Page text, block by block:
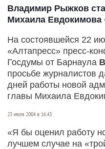
Владимир Рыжков
Михаила Евдокимова
На состоявшейся 22
«Алтапресс» пресс-
Госдумы от Барнаула
просьбе журналистов
дней работы новой
главы Михаила
23 июля 2004 в 16:43
«Я бы оценил работу
лучшем случае на